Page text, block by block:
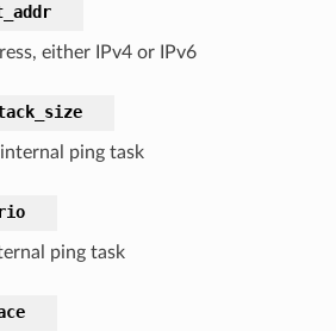
either IPv4 or IPv6
ping task
ping task